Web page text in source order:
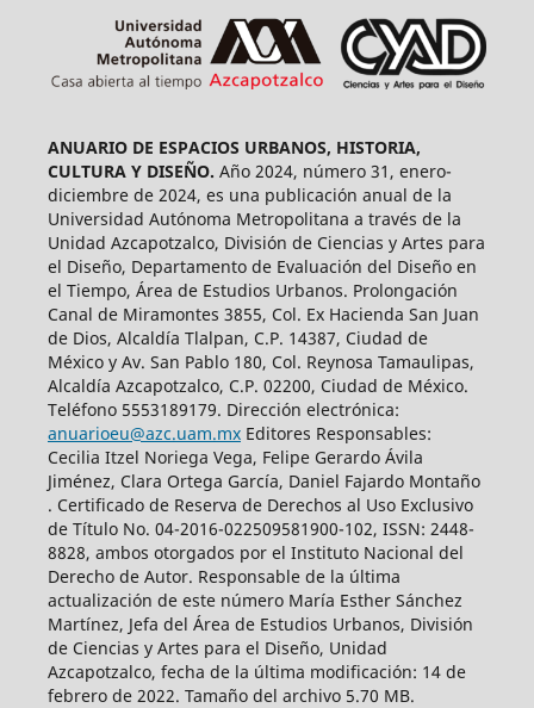
ANUARIO DE ESPACIOS URBANOS, HISTORIA,
CULTURA Y DISEÑO. Año 2024, número 31, enero-
diciembre de 2024, es una publicación anual de la
Universidad Autónoma Metropolitana a través de la
Unidad Azcapotzalco, División de Ciencias y Artes para
el Diseño, Departamento de Evaluación del Diseño en
el Tiempo, Área de Estudios Urbanos. Prolongación
Canal de Miramontes 3855, Col. Ex Hacienda San Juan
de Dios, Alcaldía Tlalpan, C.P. 14387, Ciudad de
México y Av. San Pablo 180, Col. Reynosa Tamaulipas,
Alcaldía Azcapotzalco, C.P. 02200, Ciudad de México.
Teléfono 5553189179. Dirección electrónica:
anuarioeu@azc.uam.mxEditores Responsables:
Cecilia Itzel Noriega Vega, Felipe Gerardo Ávila
Jiménez, Clara Ortega García, Daniel Fajardo Montaño
. Certificado de Reserva de Derechos al Uso Exclusivo
de Título No. 04-2016-022509581900-102, ISSN: 2448-
8828, ambos otorgados por el Instituto Nacional del
Derecho de Autor. Responsable de la última
actualización de este número María Esther Sánchez
Martínez, Jefa del Área de Estudios Urbanos, División
de Ciencias y Artes para el Diseño, Unidad
Azcapotzalco, fecha de la última modificación: 14 de
febrero de 2022. Tamaño del archivo 5.70 MB.